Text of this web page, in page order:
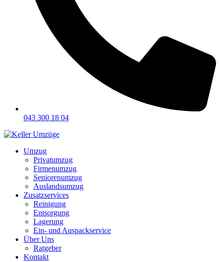
043 300 18 04
Umzug
Privatumzug
Firmenumzug
Seniorenumzug
Auslandsumzug
Zusatzservices
Reinigung
Entsorgung
Lagerung
Ein- und Auspackservice
Über Uns
Ratgeber
Kontakt